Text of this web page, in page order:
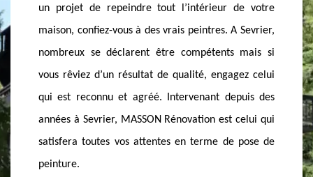
de votre
A Sevrier,
mais si
celui
des
celui qui
pose de
outre son rôle d’esthétique, la peinture contribue
fortement à la protection de vos murs. Aussi,
choisissez la bonne peinture pour faire ressortir une
splendeur dans votre intérieure. Si vous vous
trouviez à Sevrier ou ses environs, n’hésitez pas à
appeler MASSON Rénovation, le peintre renommé
et agréé dans cette ville. Sachant que son but c’est
de vous offrir une belle peinture, alors contactez-le.